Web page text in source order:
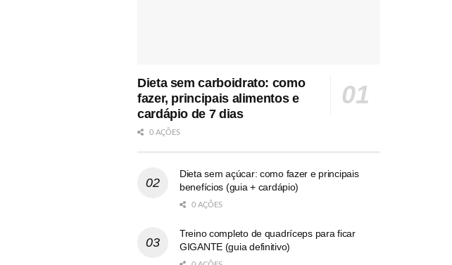
Dieta sem carboidrato: como
fazer, principais alimentos e
cardápio de 7 dias
0 AÇÕES
Dieta sem açúcar: como fazer e principais
benefícios (guia + cardápio)
0 AÇÕES
Treino completo de quadríceps para ficar
GIGANTE (guia definitivo)